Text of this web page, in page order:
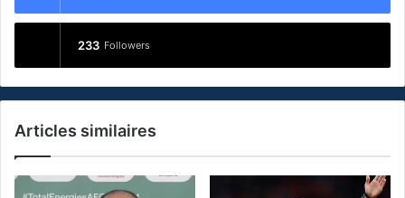
233 Followers
Articles similaires